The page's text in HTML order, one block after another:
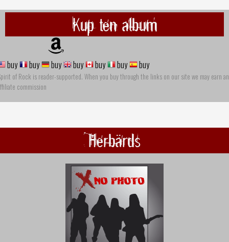
Kup ten album
buy buy buy buy buy buy buy
of Rock is reader-supported. When you buy through the links on our site we may earn an
commission
Herbärds